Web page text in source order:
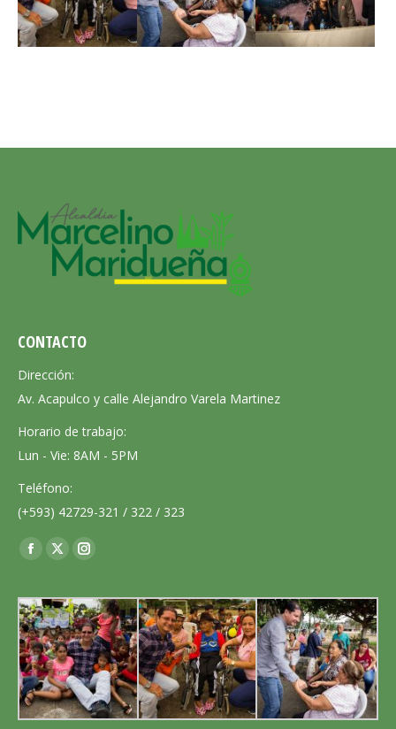
CONTACTO
Dirección:
Av. Acapulco y calle Alejandro Varela Martinez
Horario de trabajo:
Lun - Vie: 8AM - 5PM
Teléfono:
(+593) 42729-321 / 322 / 323
Encuéntranos en:
Facebook
opens
in
new
window
X
opens
in
new
window
Instagram
opens
in
new
window